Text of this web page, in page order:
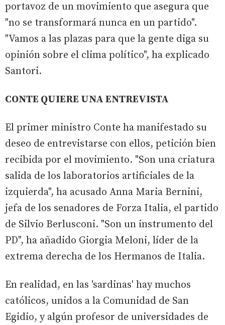
portavoz de un movimiento que asegura que
"no se transformará nunca en un partido".
"Vamos a las plazas para que la gente diga su
opinión sobre el clima político", ha explicado
Santori.
CONTE QUIERE UNA ENTREVISTA
El primer ministro Conte ha manifestado su
deseo de entrevistarse con ellos, petición bien
recibida por el movimiento. "Son una criatura
salida de los laboratorios artificiales de la
izquierda", ha acusado Anna Maria Bernini,
jefa de los senadores de Forza Italia, el partido
de Silvio Berlusconi. "Son un instrumento del
PD", ha añadido Giorgia Meloni, líder de la
extrema derecha de los Hermanos de Italia.
En realidad, en las 'sardinas' hay muchos
católicos, unidos a la Comunidad de San
Egidio, y algún profesor de universidades de